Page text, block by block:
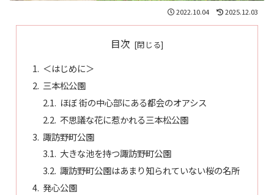
2022.10.04 2025.12.03
目次
＜はじめに＞
三本松公園
ほぼ 街の中心部にある都会のオアシス
不思議な花に惹かれる三本松公園
諏訪野町公園
大きな池を持つ諏訪野町公園
諏訪野町公園はあまり知られていない桜の名所
発心公園